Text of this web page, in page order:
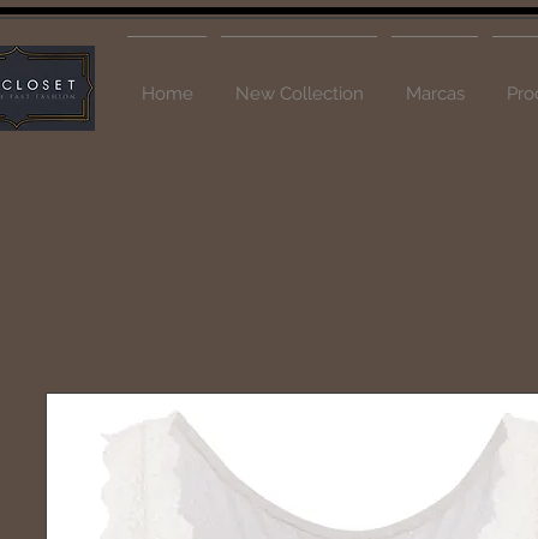
Home New Collection Marcas